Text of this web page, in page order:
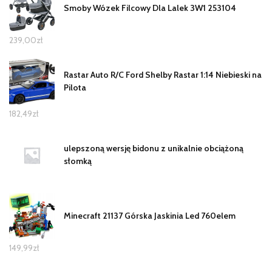
Smoby Wózek Filcowy Dla Lalek 3W1 253104
239,00zł
Rastar Auto R/C Ford Shelby Rastar 1:14 Niebieski na
Pilota
182,49zł
ulepszoną wersję bidonu z unikalnie obciążoną
słomką
Minecraft 21137 Górska Jaskinia Led 760elem
149,99zł